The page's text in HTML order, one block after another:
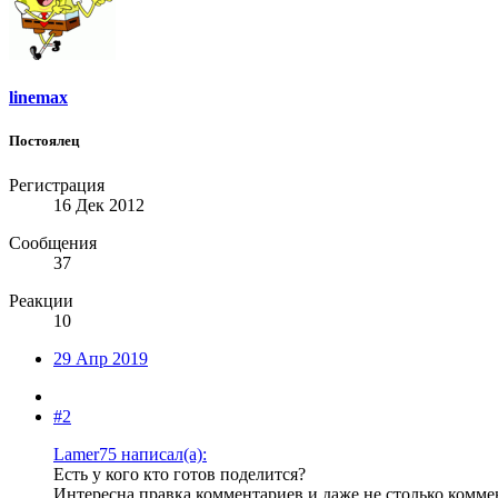
linemax
Постоялец
Регистрация
16 Дек 2012
Сообщения
37
Реакции
10
29 Апр 2019
#2
Lamer75 написал(а):
Есть у кого кто готов поделится?
Интересна правка комментариев и даже не столько